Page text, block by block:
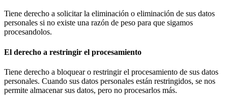
Tiene derecho a solicitar la eliminación o eliminación de sus datos
personales si no existe una razón de peso para que sigamos
procesandolos.
El derecho a restringir el procesamiento
Tiene derecho a bloquear o restringir el procesamiento de sus datos
personales. Cuando sus datos personales están restringidos, se nos
permite almacenar sus datos, pero no procesarlos más.